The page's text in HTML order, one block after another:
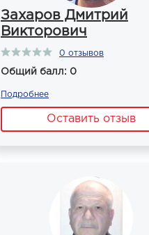
Захаров Дмитрий
Викторович
0 отзывов
Общий балл: 0
Подробнее
Оставить отзыв